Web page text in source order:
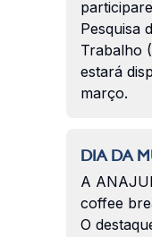
Pesquisa
Trabalho
estará
março.
DIA DA
A
coffee
O